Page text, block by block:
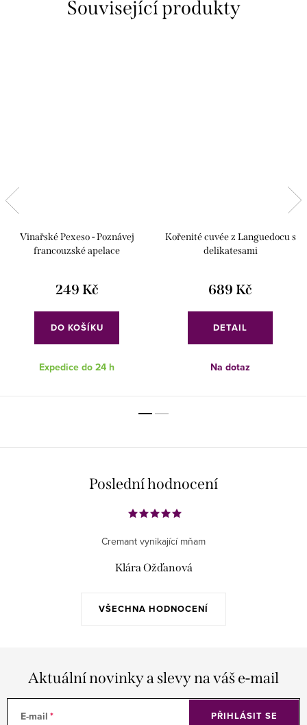
Související produkty
Vinařské Pexeso - Poznávej
francouzské apelace
249 Kč
DO KOŠÍKU
Expedice do 24 h
Kořenité cuvée z Languedocu s
delikatesami
689 Kč
DETAIL
Na dotaz
Poslední hodnocení
VŠECHNA HODNOCENÍ
Cremant vynikající mňam
Klára Ožďanová
Aktuální novinky a slevy na váš e-mail
E-mail PŘIHLÁSIT SE